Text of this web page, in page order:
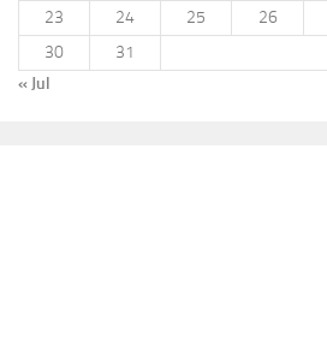
23
24 25 26
30
31
« Jul